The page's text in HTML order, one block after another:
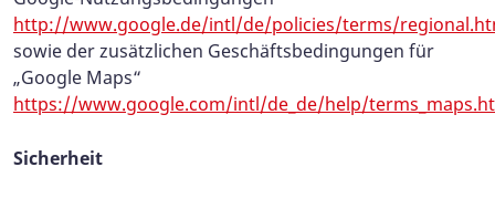
http://www.google.de/intl/de/policies/terms/
sowie der zusätzlichen Geschäftsbedingungen für
„Google Maps“
https://www.google.com/intl/de_de/help/
Sicherheit